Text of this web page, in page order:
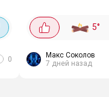
0
время. На Plati и
можно посмотреть
гифты.
стратегия...
5°
Макс Соколов
7 дней назад